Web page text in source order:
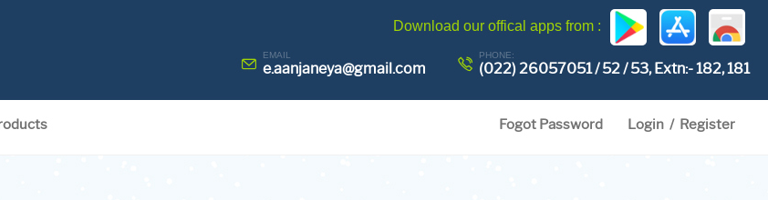
Download our offical apps from :
EMAIL
e.aanjaneya@gmail.com
PHONE:
(022) 26057051 / 52 / 53, Extn:- 182, 181
Login / Register
Fogot Password